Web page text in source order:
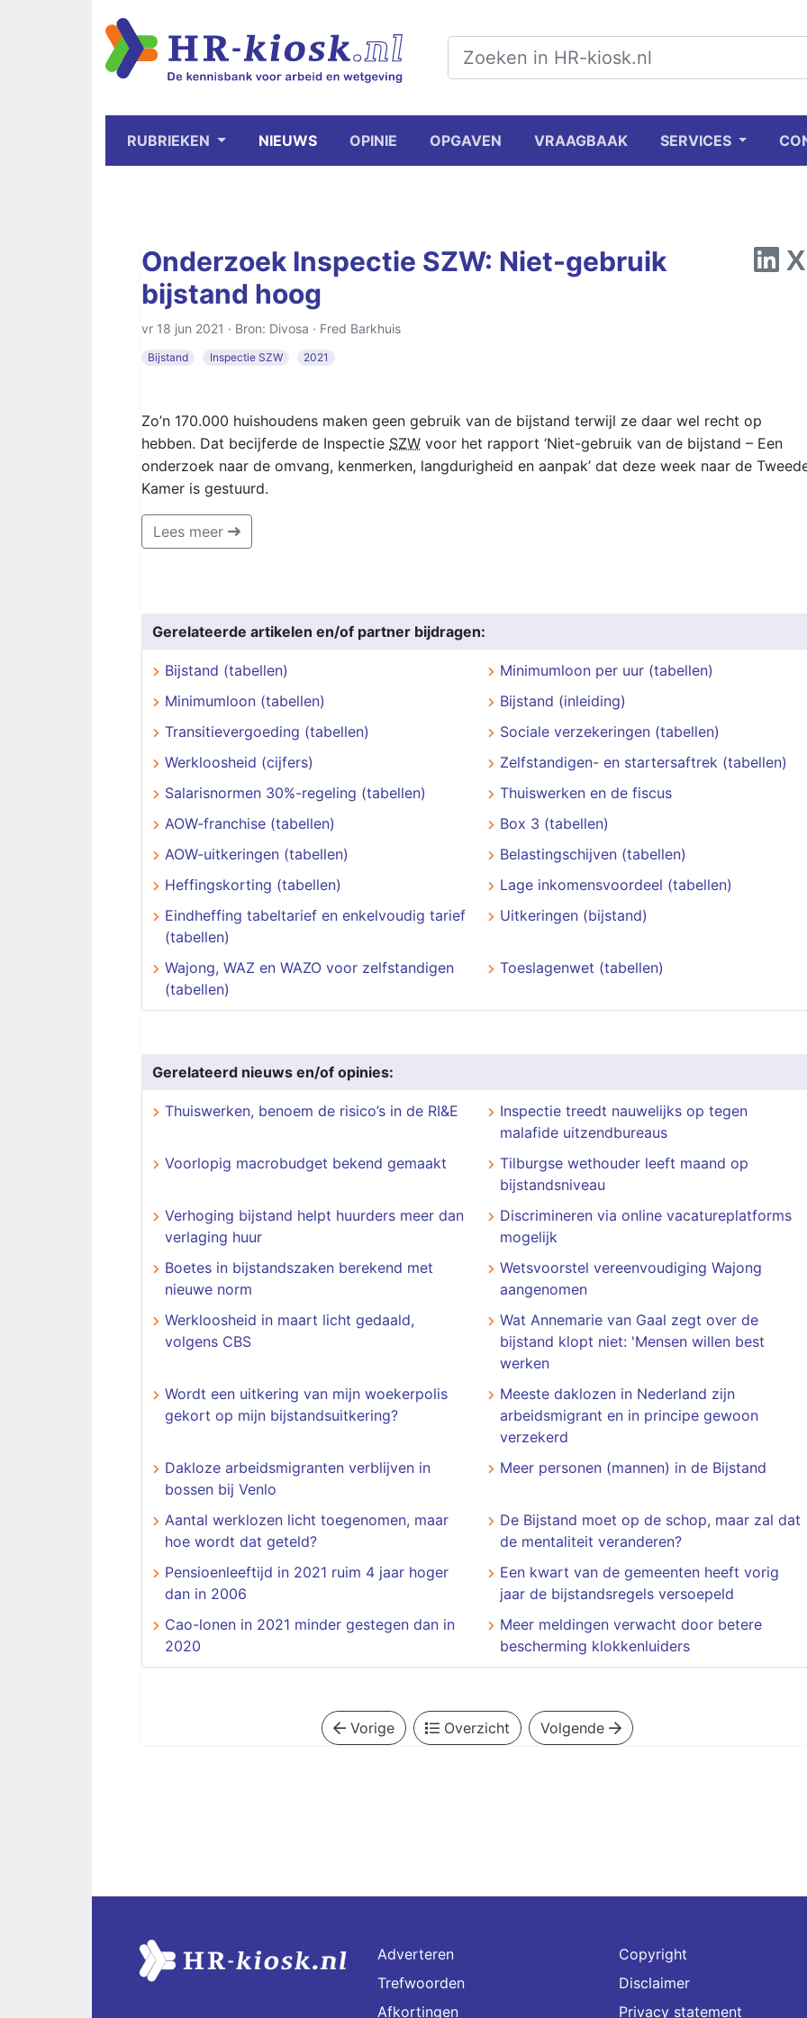
RUBRIEKEN NIEUWS OPINIE OPGAVEN VRAAGBAAK SERVICES
Onderzoek Inspectie SZW: Niet-gebruik
bijstand hoog
vr 18 jun 2021 · Bron: Divosa · Fred Barkhuis
Bijstand Inspectie SZW 2021
Zo’n 170.000 huishoudens maken geen gebruik van de bijstand terwijl ze daar wel recht op
hebben. Dat becijferde de Inspectie SZW voor het rapport ‘Niet-gebruik van de bijstand – Een
onderzoek naar de omvang, kenmerken, langdurigheid en aanpak’ dat deze week naar de
Kamer is gestuurd.
Lees meer
Gerelateerde artikelen en/of partner bijdragen:
Bijstand (tabellen)
Minimumloon per uur (tabellen)
Minimumloon (tabellen)
Bijstand (inleiding)
Transitievergoeding (tabellen)
Sociale verzekeringen (tabellen)
Werkloosheid (cijfers)
Zelfstandigen- en startersaftrek (tabellen)
Salarisnormen 30%-regeling (tabellen)
Thuiswerken en de fiscus
AOW-franchise (tabellen)
Box 3 (tabellen)
AOW-uitkeringen (tabellen)
Belastingschijven (tabellen)
Heffingskorting (tabellen)
Lage inkomensvoordeel (tabellen)
Eindheffing tabeltarief en enkelvoudig tarief
(tabellen)
Uitkeringen (bijstand)
Wajong, WAZ en WAZO voor zelfstandigen
(tabellen)
Toeslagenwet (tabellen)
Gerelateerd nieuws en/of opinies:
Thuiswerken, benoem de risico’s in de RI&E
Inspectie treedt nauwelijks op tegen
malafide uitzendbureaus
Voorlopig macrobudget bekend gemaakt
Tilburgse wethouder leeft maand op
bijstandsniveau
Verhoging bijstand helpt huurders meer dan
verlaging huur
Discrimineren via online vacatureplatforms
mogelijk
Boetes in bijstandszaken berekend met
nieuwe norm
Wetsvoorstel vereenvoudiging Wajong
aangenomen
Werkloosheid in maart licht gedaald,
volgens CBS
Wat Annemarie van Gaal zegt over de
bijstand klopt niet: 'Mensen willen best
werken
Wordt een uitkering van mijn woekerpolis
gekort op mijn bijstandsuitkering?
Meeste daklozen in Nederland zijn
arbeidsmigrant en in principe gewoon
verzekerd
Dakloze arbeidsmigranten verblijven in
bossen bij Venlo
Meer personen (mannen) in de Bijstand
Aantal werklozen licht toegenomen, maar
hoe wordt dat geteld?
De Bijstand moet op de schop, maar zal dat
de mentaliteit veranderen?
Pensioenleeftijd in 2021 ruim 4 jaar hoger
dan in 2006
Een kwart van de gemeenten heeft vorig
jaar de bijstandsregels versoepeld
Cao-lonen in 2021 minder gestegen dan in
2020
Meer meldingen verwacht door betere
bescherming klokkenluiders
Vorige Overzicht Volgende
Adverteren
Trefwoorden
Afkortingen
Copyright
Disclaimer
Privacy statement